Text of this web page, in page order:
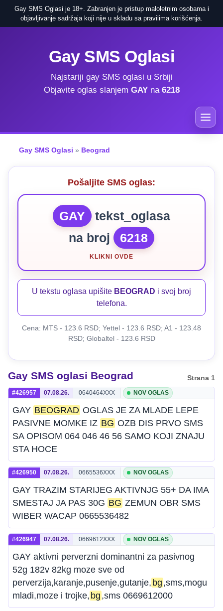
Gay SMS Oglasi je 18+. Zabranjen je pristup maloletnim osobama i
objavljivanje sadržaja koji nije u skladu sa pravilima korišćenja.
Gay SMS Oglasi
Najstariji gay SMS oglasi u Srbiji
Objavite oglas slanjem GAYna 6218
Gay SMS Oglasi » Beograd
Pošaljite SMS oglas:
GAY
tekst_oglasa
na broj
6218
KLIKNI OVDE
U tekstu oglasa upišite BEOGRAD i svoj broj
telefona.
Cena: MTS - 123.6 RSD; Yettel - 123.6 RSD; A1 - 123.48
RSD; Globaltel - 123.6 RSD
Gay SMS oglasi Beograd Strana 1
#426957 07.08.26. 0640464XXX NOV OGLAS
GAY BEOGRAD OGLAS JE ZA MLADE LEPE
PASIVNE MOMKE IZ BG OZB DIS PRVO SMS
SA OPISOM 064 046 46 56 SAMO KOJI ZNAJU
STA HOCE
#426950 07.08.26. 0665536XXX NOV OGLAS
GAY TRAZIM STARIJEG AKTIVNJG 55+ DA IMA
SMESTAJ JA PAS 30G BG ZEMUN OBR SMS
WIBER WACAP 0665536482
#426947 07.08.26. 0669612XXX NOV OGLAS
GAY aktivni perverzni dominantni za pasivnog
52g 182v 82kg moze sve od
perverzija,karanje,pusenje,gutanje, bg ,sms,mogu
mladi,moze i trojke, bg ,sms 0669612000